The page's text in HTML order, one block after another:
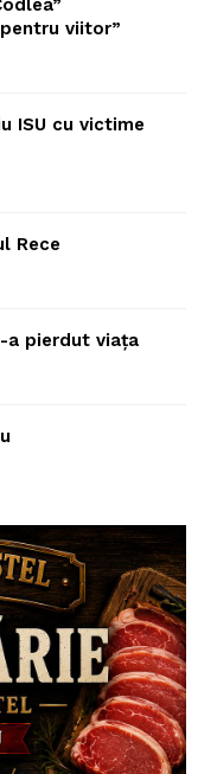
viitor”
ISU cu victime
Rece
a pierdut viața